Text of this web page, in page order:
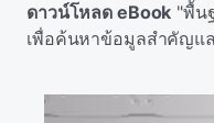
ดาวน์โหลด eBook "พื้น
เพื่อค้นหาข้อมูลสําคัญแ